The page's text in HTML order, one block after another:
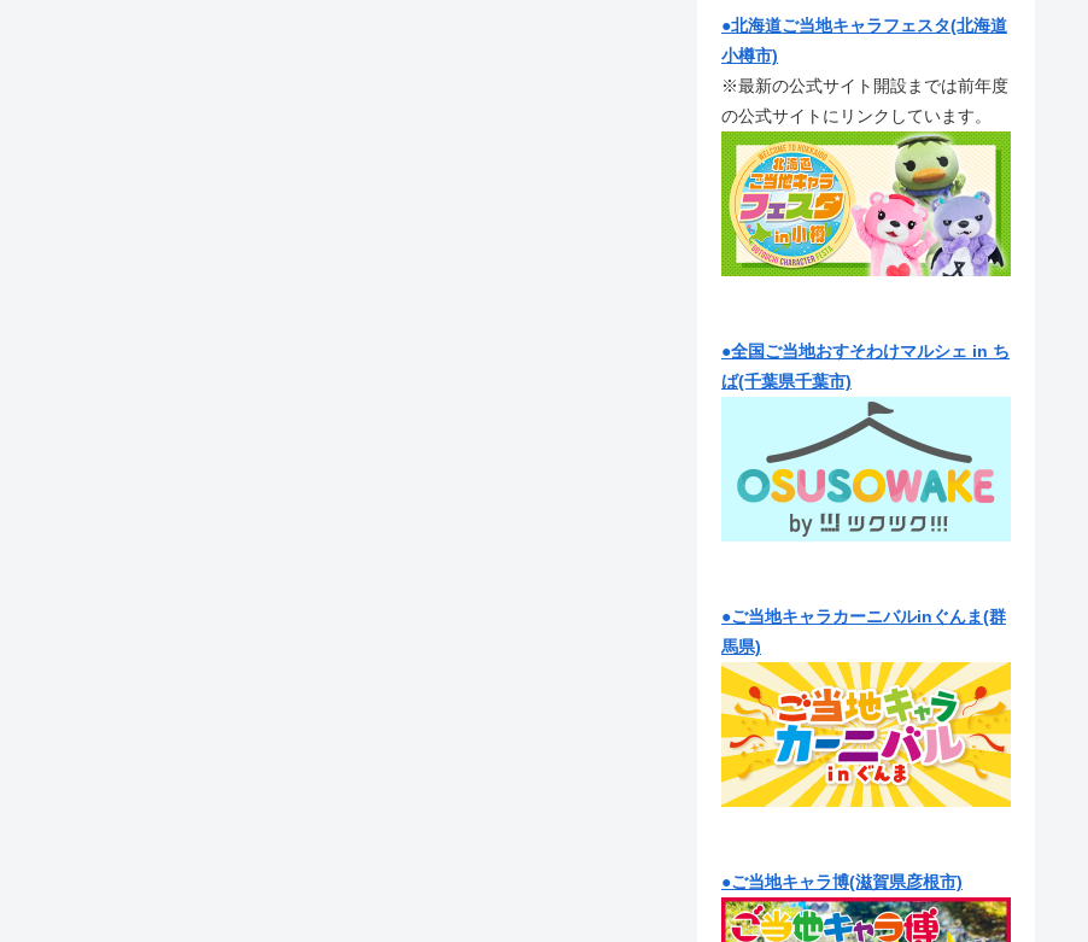
●北海道ご当地キャラフェスタ(北海道
小樽市)
※最新の公式サイト開設までは前年度
の公式サイトにリンクしています。
●全国ご当地おすそわけマルシェ in ち
ば(千葉県千葉市)
●ご当地キャラカーニバルinぐんま(群
馬県)
●ご当地キャラ博(滋賀県彦根市)